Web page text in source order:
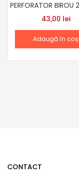
43,00 lei
Adaugă în coș
CONTACT